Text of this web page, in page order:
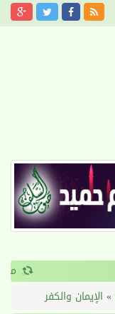
›
» الإيمان والكفر